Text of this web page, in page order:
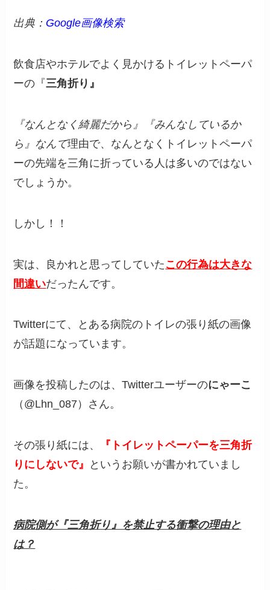
出典： Google画像検索
飲食店やホテルでよく見かけるトイレットペーパ
ーの『三角折り』
『なんとなく綺麗だから』『みんなしているか
ら』なんて理由で、なんとなくトイレットペーパ
ーの先端を三角に折っている人は多いのではない
でしょうか。
しかし！！
実は、良かれと思ってしていた この行為は大きな
間違いだったんです。
Twitterにて、とある病院のトイレの張り紙の画像
が話題になっています。
画像を投稿したのは、Twitterユーザーのにゃーこ
（@Lhn_087）さん。
その張り紙には、
『トイレットペーパーを三角折
りにしないで』
というお願いが書かれていまし
た。
病院側が『三角折り』を禁止する衝撃の理由と
は？